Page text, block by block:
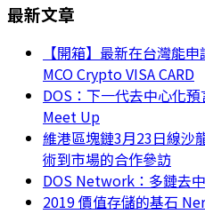
最新文章
【開箱】最新在台灣能
MCO Crypto VISA CARD
DOS：下一代去中心化
Meet Up
維港區塊鏈3月23日線沙
術到市場的合作參訪
DOS Network：多鏈去
2019 價值存儲的基石